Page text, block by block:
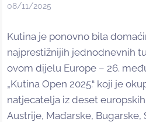
08/11/2025
Kutina je ponovno bila
najprestižnijih jednodnevnih
ovom dijelu Europe – 26.
„Kutina Open 2025.“ koji je
natjecatelja iz deset
Austrije, Mađarske, Bugarske,